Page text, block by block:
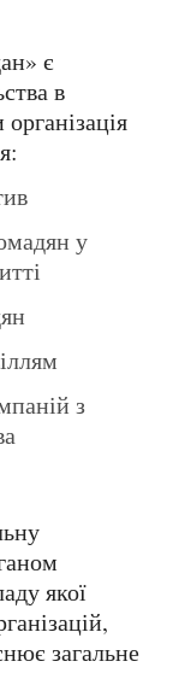
в
якої
загальне